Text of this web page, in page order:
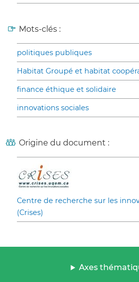
Mots-clés :
politiques publiques
Habitat Groupé et habitat
finance éthique et solidaire
innovations sociales
Origine du document :
Centre de recherche sur les
(Crises)
Axes